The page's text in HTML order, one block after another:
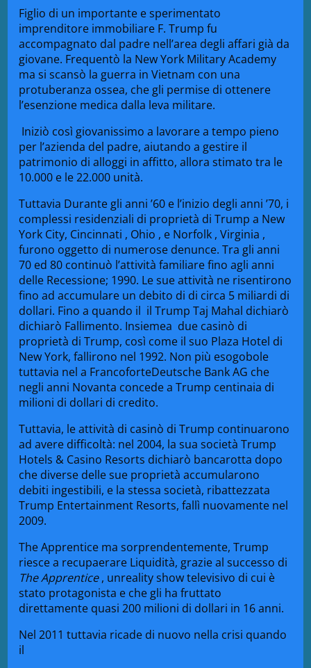
Figlio di un importante e sperimentato
imprenditore immobiliare F. Trump fu
accompagnato dal padre nell’area degli affari già da
giovane. Frequentò la New York Military Academy
ma si scansò la guerra in Vietnam con una
protuberanza ossea, che gli permise di ottenere
l’esenzione medica dalla leva militare.
Iniziò così giovanissimo a lavorare a tempo pieno
per l’azienda del padre, aiutando a gestire il
patrimonio di alloggi in affitto, allora stimato tra le
10.000 e le 22.000 unità.
Tuttavia Durante gli anni ’60 e l’inizio degli anni ’70, i
complessi residenziali di proprietà di Trump a New
York City, Cincinnati , Ohio , e Norfolk ,Virginia ,
furono oggetto di numerose denunce. Tra gli anni
70 ed 80 continuò l’attività familiare fino agli anni
delle Recessione; 1990. Le sue attività ne risentirono
fino ad accumulare un debito di di circa 5 miliardi di
dollari. Fino a quando il il Trump Taj Mahal dichiarò
dichiarò Fallimento. Insiemea due casinò di
proprietà di Trump, così come il suo Plaza Hotel di
New York, fallirono nel 1992. Non più esogobole
tuttavia nel a FrancoforteDeutsche Bank AG che
negli anni Novanta concede a Trump centinaia di
milioni di dollari di credito.
Tuttavia, le attività di casinò di Trump continuarono
ad avere difficoltà: nel 2004, la sua società Trump
Hotels & Casino Resorts dichiarò bancarotta dopo
che diverse delle sue proprietà accumularono
debiti ingestibili, e la stessa società, ribattezzata
Trump Entertainment Resorts, fallì nuovamente nel
2009.
The Apprentice ma sorprendentemente, Trump
riesce a recupaerare Liquidità, grazieal successo di
The Apprentice, unrealityshow televisivo di cui è
stato protagonista e che gli ha fruttato
direttamente quasi 200 milioni di dollari in 16 anni.
Nel 2011 tuttavia ricade di nuovo nella crisi quando
il